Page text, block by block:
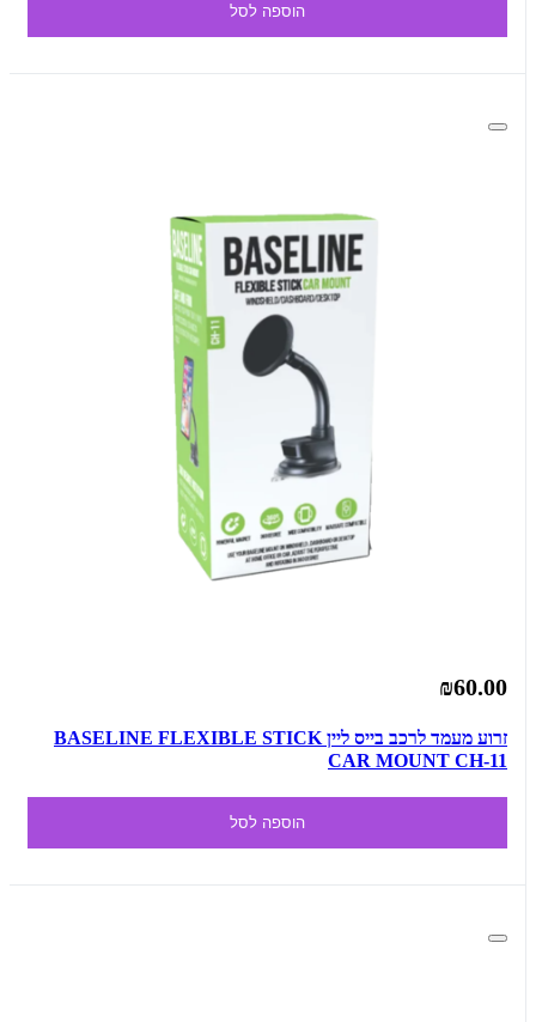
הוספה לסל
₪60.00
זרוע מעמד לרכב בייס ליין BASELINE FLEXIBLE STICK
CAR MOUNT CH-11
הוספה לסל